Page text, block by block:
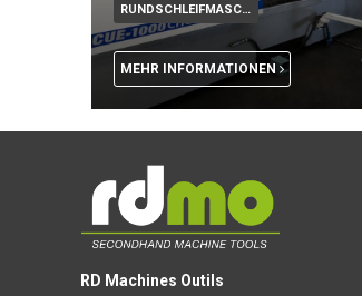
RUNDSCHLEIFMASCHINE CNC
MEHR INFORMATIONEN
RD Machines Outils